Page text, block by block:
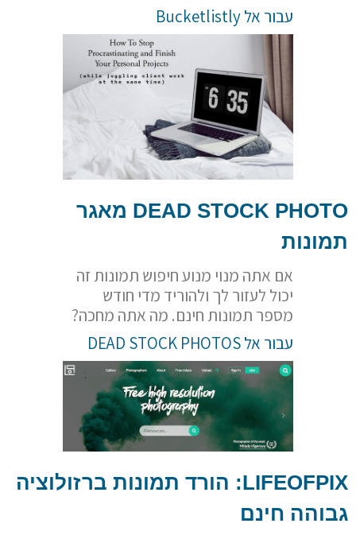
עבור אל Bucketlistly
DEAD STOCK PHOTOמאגר
תמונות
אם אתה מנוי מנוע חיפוש תמונות זה
יכול לעזור לך ולהוריד מדי חודש
מספר תמונות חינם. מה אתה מחכה?
עבור אל DEAD STOCK PHOTOS
LIFEOFPIX: הורד תמונות ברזולוציה
גבוהה חינם